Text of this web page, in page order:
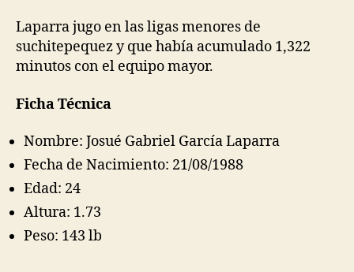
Laparra jugo en las ligas menores de
suchitepequez y que había acumulado 1,322
minutos con el equipo mayor.
Ficha Técnica
Nombre: Josué Gabriel García Laparra
Fecha de Nacimiento: 21/08/1988
Edad: 24
Altura: 1.73
Peso: 143 lb